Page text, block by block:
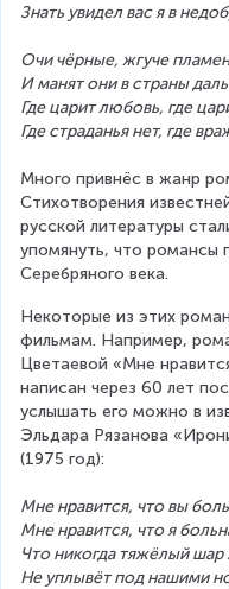
Знать увидел вас я в
Очи чёрные, жгуче
И манят они в страны
Где царит любовь, где
Где страданья нет, где
Много привнёс в жанр
Стихотворения
русской литературы
упомянуть, что романсы
Серебряного века.
Некоторые из этих
фильмам. Например,
Цветаевой «Мне
написан через 60 лет
услышать его можно в
Эльдара Рязанова
(1975 год):
Мне нравится, что вы
Мне нравится, что я
Что никогда тяжёлый шар
Не уплывёт под нашими